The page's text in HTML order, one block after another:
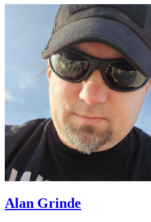
Alan Grinde